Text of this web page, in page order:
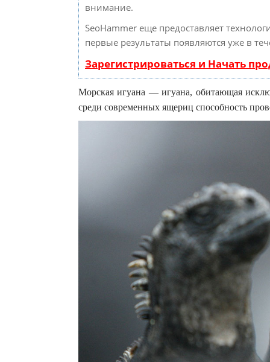
внимание.
SeoHammer еще предоставляет
первые результаты появляются уже в
Зарегистрироваться и Начать
Морская игуана — игуана, обитающая
среди современных ящериц способность